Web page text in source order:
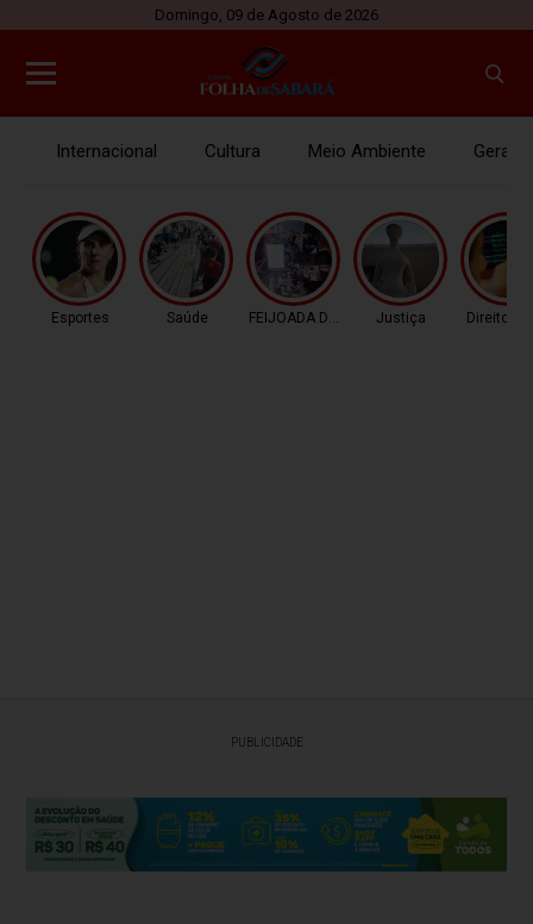
Domingo, 09 de Agosto de 2026
Internacional Cultura Meio Ambiente Gerais
Esportes Saúde FEIJOADA DA PROPAGAN
Justiça Direitos
PUBLICIDADE